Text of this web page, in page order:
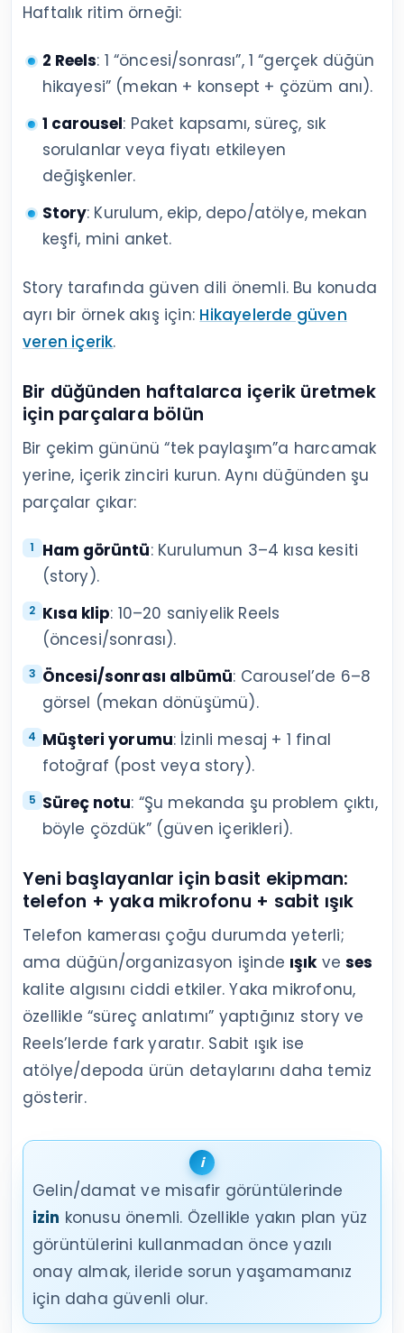
Haftalık ritim örneği:
2 Reels: 1 “öncesi/sonrası”, 1 “gerçek düğün
hikayesi” (mekan + konsept + çözüm anı).
1 carousel: Paket kapsamı, süreç, sık
sorulanlar veya fiyatı etkileyen
değişkenler.
Story: Kurulum, ekip, depo/atölye, mekan
keşfi, mini anket.
Story tarafında güven dili önemli. Bu konuda
ayrı bir örnek akış için: Hikayelerde güven
veren içerik.
Bir düğünden haftalarca içerik üretmek
için parçalara bölün
Bir çekim gününü “tek paylaşım”a harcamak
yerine, içerik zinciri kurun. Aynı düğünden şu
parçalar çıkar:
Ham görüntü: Kurulumun 3–4 kısa kesiti
(story).
Kısa klip: 10–20 saniyelik Reels
(öncesi/sonrası).
Öncesi/sonrası albümü: Carousel’de 6–8
görsel (mekan dönüşümü).
Müşteri yorumu: İzinli mesaj + 1 final
fotoğraf (post veya story).
Süreç notu: “Şu mekanda şu problem çıktı,
böyle çözdük” (güven içerikleri).
Yeni başlayanlar için basit ekipman:
telefon + yaka mikrofonu + sabit ışık
Telefon kamerası çoğu durumda yeterli;
ama düğün/organizasyon işinde ışıkveses
kalite algısını ciddi etkiler. Yaka mikrofonu,
özellikle “süreç anlatımı” yaptığınız story ve
Reels’lerde fark yaratır. Sabit ışık ise
atölye/depoda ürün detaylarını daha temiz
gösterir.
Gelin/damat ve misafir görüntülerinde
izin konusu önemli. Özellikle yakın plan yüz
görüntülerini kullanmadan önce yazılı
onay almak, ileride sorun yaşamamanız
için daha güvenli olur.